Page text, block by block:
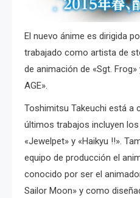
El nuevo ánime es dirigida
trabajado como artista de
de animación de «Sgt.
AGE».
Toshimitsu Takeuchi está a
últimos trabajos incluyen los
«Jewelpet» y «Haikyu !!».
equipo de producción el
conocido por ser el
Sailor Moon» y como